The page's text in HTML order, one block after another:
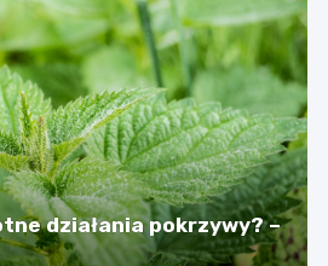
działania pokrzywy? –